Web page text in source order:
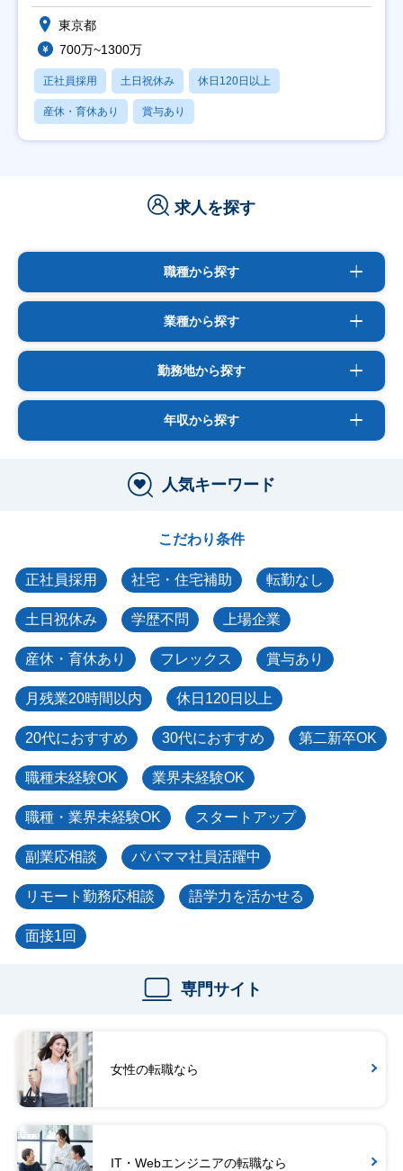
東京都
700万~1300万
正社員採用 土日祝休み 休日120日以上
産休・育休あり 賞与あり
求人を探す
職種から探す
業種から探す
勤務地から探す
年収から探す
人気キーワード
こだわり条件
正社員採用 社宅・住宅補助 転勤なし
土日祝休み 学歴不問 上場企業
産休・育休あり フレックス 賞与あり
月残業20時間以内 休日120日以上
20代におすすめ 30代におすすめ 第二新卒OK
職種未経験OK 業界未経験OK
職種・業界未経験OK スタートアップ
副業応相談 パパママ社員活躍中
リモート勤務応相談 語学力を活かせる
面接1回
専門サイト
女性の転職なら
IT・Webエンジニアの転職なら